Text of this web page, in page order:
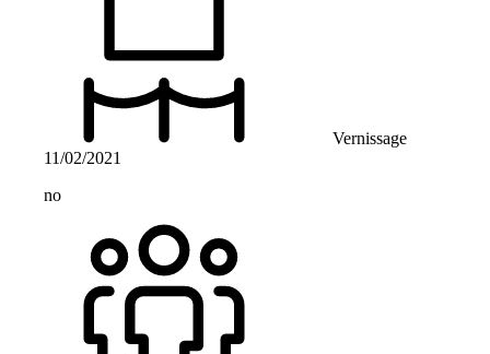
Vernissage
11/02/2021
no